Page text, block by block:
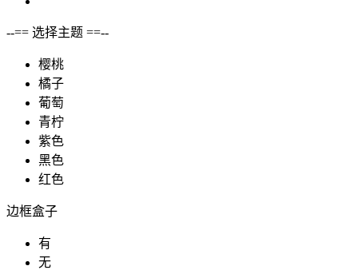
--== 选择主题 ==--
樱桃
橘子
葡萄
青柠
紫色
黑色
红色
边框盒子
有
无